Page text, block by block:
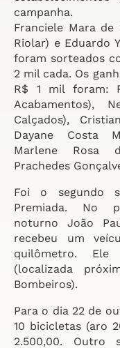
campanha.
Franciele Mara
Riolar) e Eduardo
foram sorteados
2 mil cada. Os
R$ 1 mil foram:
Acabamentos),
Calçados),
Dayane Costa
Marlene Rosa
Prachedes
Foi o segundo
Premiada. No
noturno João
recebeu um
quilômetro.
(localizada
Bombeiros).
Para o dia 22 de
10 bicicletas (aro
2.500,00. Outro